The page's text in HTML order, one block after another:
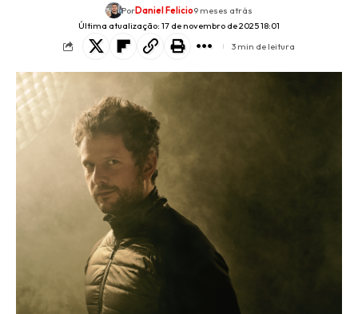
Última atualização: 17 de novembro de 2025 18:01
PorDaniel Felicio9 meses atrás
3 min de leitura